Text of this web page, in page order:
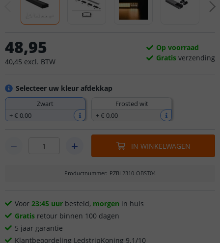
Selecteer uw kleur afdekkap
Zwart
+€ 0,00
Frosted wit
+€ 0,00
48,95
40,45 excl. BTW
Op voorraad
Gratis verzending
IN WINKELWAGEN
Productnummer: PZBL2310-OBST04
Voor 23:45 uur besteld, morgen in huis
Gratis retour binnen 100 dagen
5 jaar garantie
Klantbeoordeling LedstripKoning 9.1/10